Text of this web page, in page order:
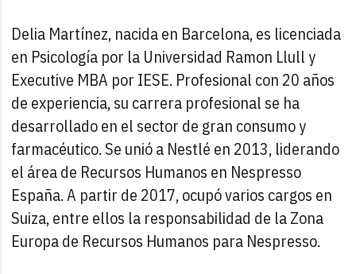
Delia Martínez, nacida en Barcelona, es licenciada
en Psicología por la Universidad Ramon Llull y
Executive MBA por IESE. Profesional con 20 años
de experiencia, su carrera profesional se ha
desarrollado en el sector de gran consumo y
farmacéutico. Se unió a Nestlé en 2013, liderando
el área de Recursos Humanos en Nespresso
España. A partir de 2017, ocupó varios cargos en
Suiza, entre ellos la responsabilidad de la Zona
Europa de Recursos Humanos para Nespresso.